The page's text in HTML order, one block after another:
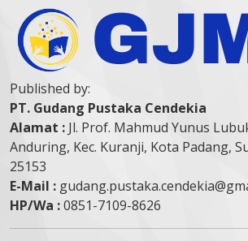
Published by:
PT. Gudang Pustaka Cendekia
Alamat : Jl. Prof. Mahmud Yunus
Anduring, Kec. Kuranji, Kota Padang,
25153
E-Mail :
HP/Wa :0851-7109-8626